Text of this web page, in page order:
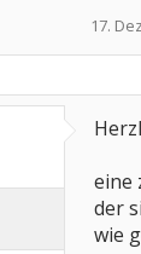
17.
eine
der
wie